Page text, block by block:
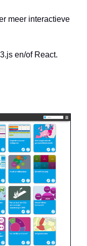
meer interactieve
en/of React.